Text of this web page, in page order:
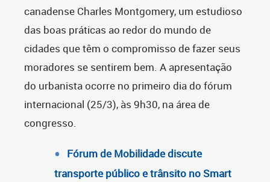
canadense Charles Montgomery, um estudioso
das boas práticas ao redor do mundo de
cidades que têm o compromisso de fazer seus
moradores se sentirem bem. A apresentação
do urbanista ocorre no primeiro dia do fórum
internacional (25/3), às 9h30, na área de
congresso.
Fórum de Mobilidade discute
transporte público e trânsito no Smart